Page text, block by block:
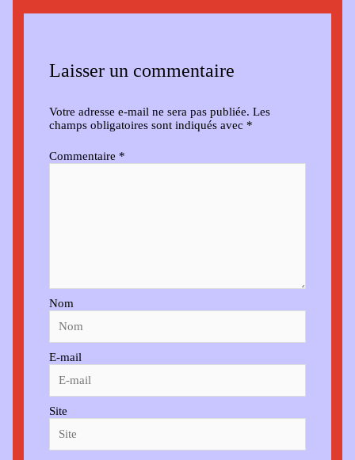
Laisser un commentaire
Votre adresse e-mail ne sera pas publiée. Les
champs obligatoires sont indiqués avec *
Commentaire *
Nom
E-mail
Site